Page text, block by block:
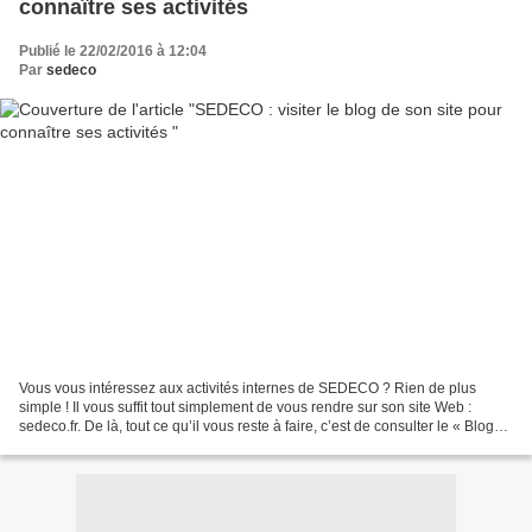
connaître ses activités
Publié le 22/02/2016 à 12:04
Par sedeco
Vous vous intéressez aux activités internes de SEDECO ? Rien de plus
simple ! Il vous suffit tout simplement de vous rendre sur son site Web :
sedeco.fr. De là, tout ce qu’il vous reste à faire, c’est de consulter le « Blog